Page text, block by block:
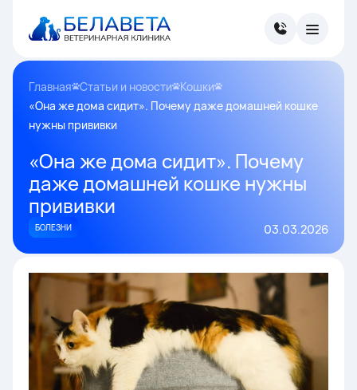
Главная Статьи и новости
Кошки
«Она же дома сидит». Почему даже домашней кошке
нужны прививки
«Она же дома сидит». Почему
даже домашней кошке нужны
прививки
БОЛЕЗНИ 03.03.2026